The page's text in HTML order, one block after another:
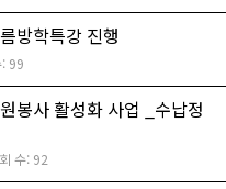
방학특강 진행
99
봉사 활성화 사업 _수납정
수: 92